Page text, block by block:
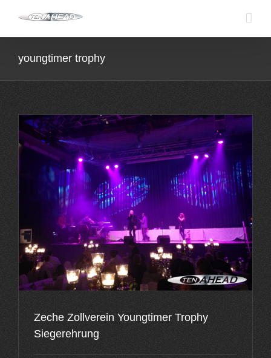
youngtimer trophy
Zeche Zollverein Youngtimer Trophy
Siegerehrung